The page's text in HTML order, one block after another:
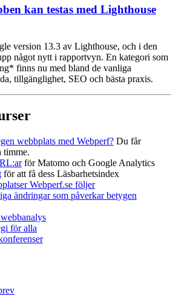
kan testas med Lighthouse
version 13.3 av Lighthouse, och i den
något nytt i rapportvyn. En kategori som
finns nu med bland de vanliga
tillgänglighet, SEO och bästa praxis.
webbplats med Webperf? Du får
timme.
för Matomo och Google Analytics
för att få dess Läsbarhetsindex
Webperf.se följer
ändringar som påverkar betygen
för alla